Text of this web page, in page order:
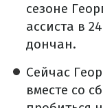
сезоне
ассиста в
дончан.
Сейчас
вместе со